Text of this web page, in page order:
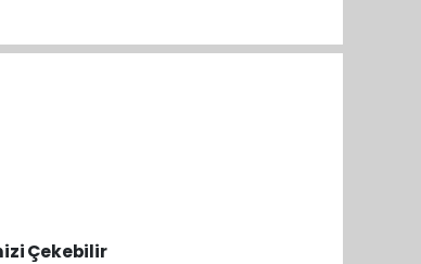
Çekebilir